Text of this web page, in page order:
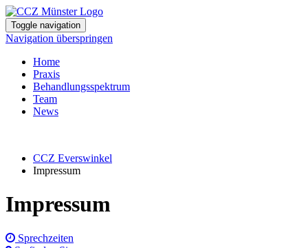
Toggle navigation
Navigation überspringen
Home
Praxis
Behandlungsspektrum
Team
News
CCZ Everswinkel
Impressum
Impressum
Sprechzeiten